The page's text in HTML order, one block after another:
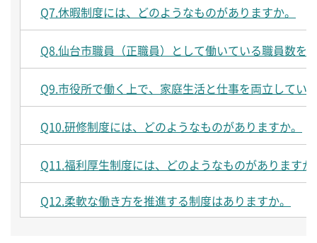
Q7.休暇制度には、どのようなものがありますか。
Q8.仙台市職員（正職員）として働いている職員数を
Q9.市役所で働く上で、家庭生活と仕事を両立してい
Q10.研修制度には、どのようなものがありますか。
Q11.福利厚生制度には、どのようなものがありますか
Q12.柔軟な働き方を推進する制度はありますか。